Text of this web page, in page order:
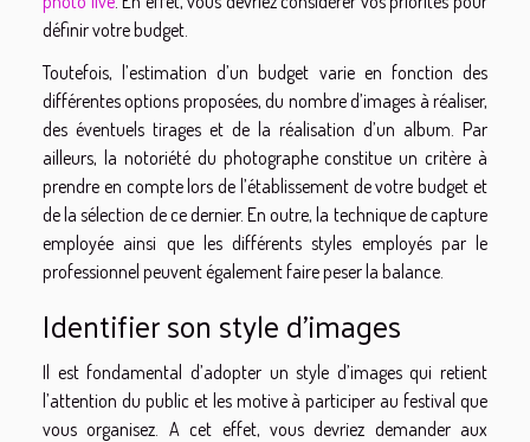
définir votre budget.
Toutefois, l’estimation d’un budget varie en fonction des
différentes options proposées, du nombre d’images à réaliser,
des éventuels tirages et de la réalisation d’un album. Par
ailleurs, la notoriété du photographe constitue un critère à
prendre en compte lors de l’établissement de votre budget et
de la sélection de ce dernier. En outre, la technique de capture
employée ainsi que les différents styles employés par le
professionnel peuvent également faire peser la balance.
Identifier son style d’images
Il est fondamental d’adopter un style d’images qui retient
l’attention du public et les motive à participer au festival que
vous organisez. A cet effet, vous devriez demander aux